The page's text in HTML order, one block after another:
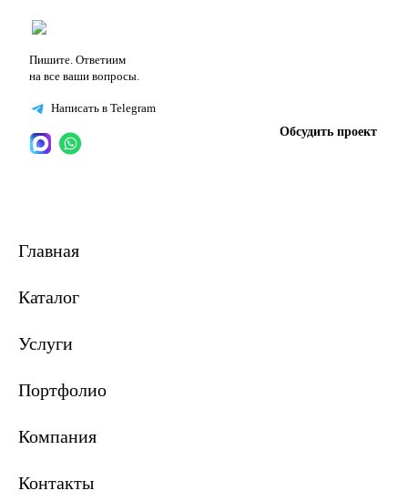
Пишите. Ответиим
на все ваши вопросы.
Написать в Telegram
Обсудить проект
Главная
Каталог
Услуги
Портфолио
Компания
Контакты